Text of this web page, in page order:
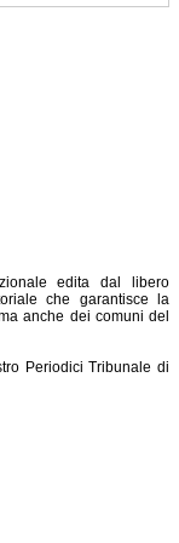
edita dal libero
che garantisce la
anche dei comuni del
Periodici Tribunale di